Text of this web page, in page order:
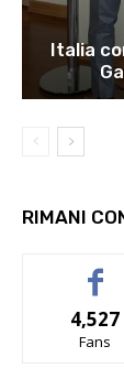
Italia
RIMANI
4,527
Fans